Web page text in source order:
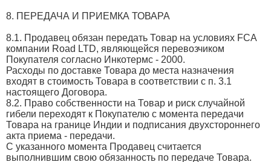
8. ПЕРЕДАЧА И ПРИЕМКА ТОВАРА
8.1. Продавец обязан передать Товар на условиях FCA
компании Road LTD, являющейся перевозчиком
Покупателя согласно Инкотермс - 2000.
Расходы по доставке Товара до места назначения
входят в стоимость Товара в соответствии с п. 3.1
настоящего Договора.
8.2. Право собственности на Товар и риск случайной
гибели переходят к Покупателю с момента передачи
Товара на границе Индии и подписания двухстороннего
акта приема - передачи.
С указанного момента Продавец считается
выполнившим свою обязанность по передаче Товара.